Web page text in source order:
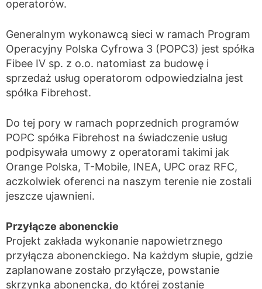
operatorów.
Generalnym wykonawcą sieci w ramach Program
Operacyjny Polska Cyfrowa 3 (POPC3) jest spółka
Fibee IV sp. z o.o. natomiast za budowę i
sprzedaż usług operatorom odpowiedzialna jest
spółka Fibrehost.
Do tej pory w ramach poprzednich programów
POPC spółka Fibrehost na świadczenie usług
podpisywała umowy z operatorami takimi jak
Orange Polska, T-Mobile, INEA, UPC oraz RFC,
aczkolwiek oferenci na naszym terenie nie zostali
jeszcze ujawnieni.
Przyłącze abonenckie
Projekt zakłada wykonanie napowietrznego
przyłącza abonenckiego. Na każdym słupie, gdzie
zaplanowane zostało przyłącze, powstanie
skrzynka abonencka, do której zostanie